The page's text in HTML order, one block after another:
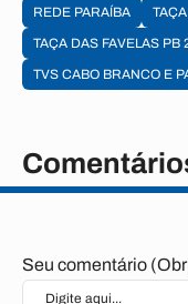
REDE PARAÍBA
TAÇA DAS FAVELAS PB
TVS CABO BRANCO E
Seu comentário